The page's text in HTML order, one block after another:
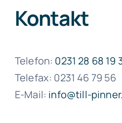
Kontakt
Telefon: 0231 28 68 19
Telefax: 0231 46 79 56
E-Mail: info@till-